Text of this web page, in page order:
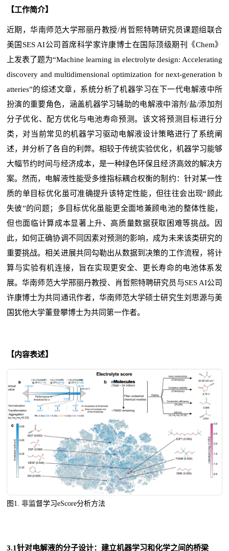
【工作简介】
近期，华南师范大学邢丽丹教授/肖哲熙特聘研究员课题组联合
美国SES AI公司首席科学家许康博士在国际顶级期刊《Chem》
上发表了题为“Machine learning in electrolyte design: Accelerating
discovery and multidimensional optimization for next-generation b
atteries”的综述文章，系统分析了机器学习在下一代电解液中所
扮演的重要角色，涵盖机器学习辅助的电解液中溶剂/盐/添加剂
分子优化、配方优化与电池寿命预测。该文将预测目标进行分
类，对当前常见的机器学习驱动电解液设计策略进行了系统阐
述，并分析了各自的利弊。相较于传统实验优化，机器学习能够
大幅节约时间与经济成本，是一种绿色环保且经济高效的解决方
案。然而，电解液性能受多维指标耦合权衡的制约：针对某一性
质的单目标优化虽可准确提升该特定性能，但往往会出现“顾此
失彼”的问题；多目标优化虽能更全面地兼顾电池的整体性能，
但也面临计算成本显著上升、高质量数据获取困难等挑战。因
此，如何正确协调不同因素对预测的影响，成为未来该类研究的
重要挑战。相关进展共同勾勒出从数据到决策的工作流程，将计
算与实验有机连接，旨在实现更安全、更长寿命的电池体系发
展。华南师范大学邢丽丹教授、肖哲熙特聘研究员与SES AI公司
许康博士为共同通讯作者，华南师范大学硕士研究生刘思源与美
国犹他大学董登攀博士为共同第一作者。
【内容表述】
图1. 非监督学习eScore分析方法
3.1针对电解液的分子设计：建立机器学习和化学之间的桥梁